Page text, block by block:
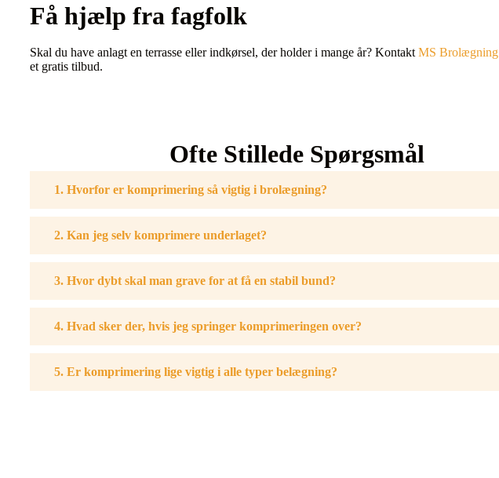
Få hjælp fra fagfolk
Skal du have anlagt en terrasse eller indkørsel, der holder i mange år? Kontakt MS Brolægning
et gratis tilbud.
Ofte Stillede Spørgsmål
1. Hvorfor er komprimering så vigtig i brolægning?
2. Kan jeg selv komprimere underlaget?
3. Hvor dybt skal man grave for at få en stabil bund?
4. Hvad sker der, hvis jeg springer komprimeringen over?
5. Er komprimering lige vigtig i alle typer belægning?